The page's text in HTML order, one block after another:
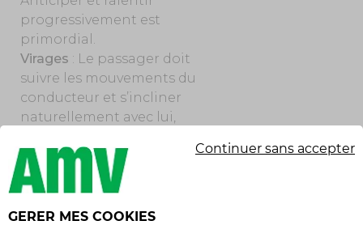
progressivement est
primordial.
Virages : Le passager doit
suivre les mouvements du
conducteur et s’incliner
naturellement avec lui,
compenser.
Une mauvaise posture ou
un mouvement brusque
GERER MES COOKIES
Continuer sans accepter